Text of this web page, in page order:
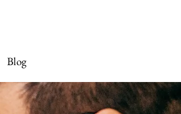
Blog